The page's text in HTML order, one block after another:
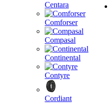
Centara
Comforser
Compasal
Continental
Contyre
Cordiant